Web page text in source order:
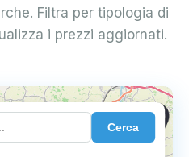
Filtra per tipologia di
i prezzi aggiornati.
Cerca
0.749 €